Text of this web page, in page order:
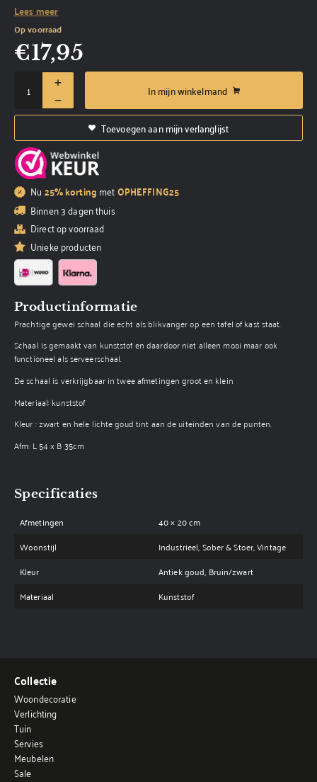
Lees meer
Op voorraad
€17,95
In mijn winkelmand
Toevoegen aan mijn verlanglijst
Nu 25% korting metOPHEFFING25
Binnen 3 dagen thuis
Direct op voorraad
Unieke producten
Productinformatie
Prachtige gewei schaal die echt als blikvanger op een tafel of kast staat.
Schaal is gemaakt van kunststof en daardoor niet alleen mooi maar ook
functioneel als serveerschaal.
De schaal is verkrijgbaar in twee afmetingen groot en klein
Materiaal: kunststof
Kleur : zwart en hele lichte goud tint aan de uiteinden van de punten.
Afm: L 54 x B 35cm
Specificaties
Afmetingen
40 × 20 cm
Woonstijl
Industrieel, Sober & Stoer, Vintage
Kleur
Antiek goud, Bruin/zwart
Materiaal
Kunststof
Collectie
Woondecoratie
Verlichting
Tuin
Servies
Meubelen
Sale